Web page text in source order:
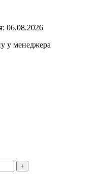
06.08.2026
у менеджера
+